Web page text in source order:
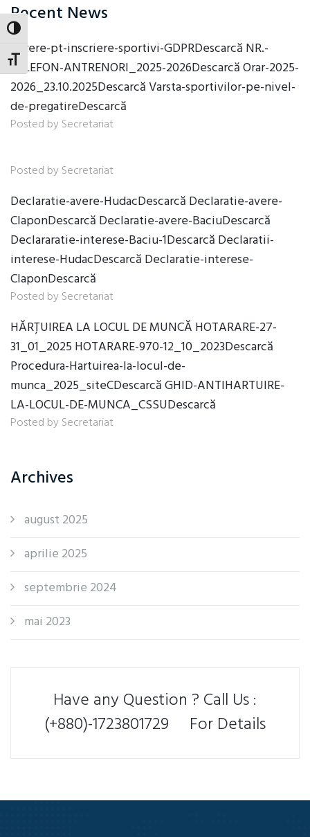
Toggle High Contrast
Toggle Font size
Recent News
Cerere-pt-inscriere-sportivi-GDPRDescarcă NR.-
TELEFON-ANTRENORI_2025-2026Descarcă Orar-2025-
2026_23.10.2025Descarcă Varsta-sportivilor-pe-nivel-
de-pregatireDescarcă
Posted by Secretariat
Posted by Secretariat
Declaratie-avere-HudacDescarcă Declaratie-avere-
ClaponDescarcă Declaratie-avere-BaciuDescarcă
Declararatie-interese-Baciu-1Descarcă Declaratii-
interese-HudacDescarcă Declaratie-interese-
ClaponDescarcă
Posted by Secretariat
HĂRȚUIREA LA LOCUL DE MUNCĂ HOTARARE-27-
31_01_2025 HOTARARE-970-12_10_2023Descarcă
Procedura-Hartuirea-la-locul-de-
munca_2025_siteCDescarcă GHID-ANTIHARTUIRE-
LA-LOCUL-DE-MUNCA_CSSUDescarcă
Posted by Secretariat
Archives
august 2025
aprilie 2025
septembrie 2024
mai 2023
Have any Question ? Call Us :
(+880)-1723801729 For Details